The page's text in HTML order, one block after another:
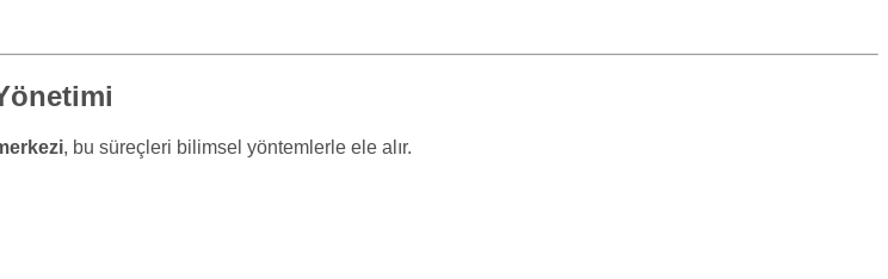
, bu süreçleri bilimsel yöntemlerle ele alır.